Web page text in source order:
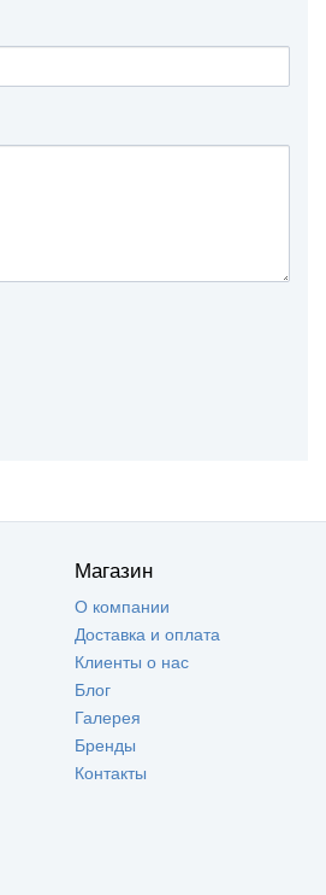
Магазин
О компании
Доставка и оплата
Клиенты о нас
Блог
Галерея
Бренды
Контакты